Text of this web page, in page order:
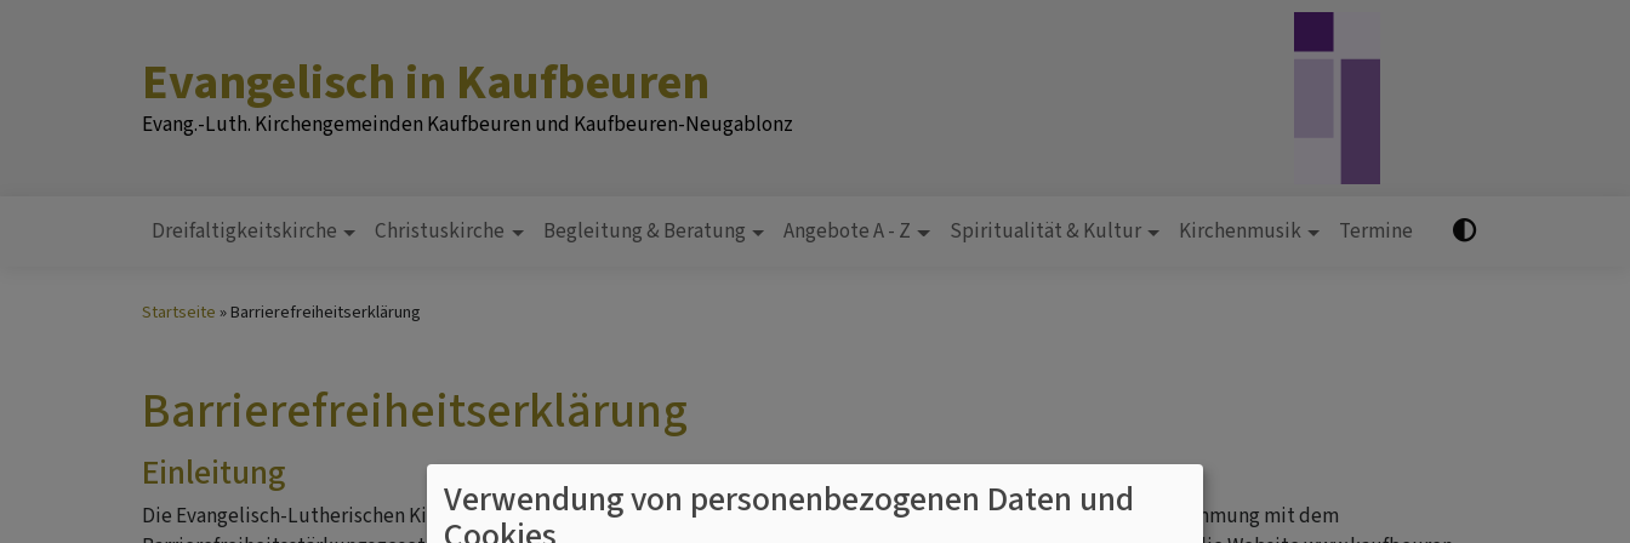
Evangelisch in Kaufbeuren
Evang.-Luth. Kirchengemeinden Kaufbeuren und Kaufbeuren-Neugablonz
Hauptnavigation
Dreifaltigkeitskirche Christuskirche Begleitung & Beratung Angebote A - Z Spiritualität & Kultur Kirchenmusik Termine
Startseite Barrierefreiheitserklärung
Barrierefreiheitserklärung
Einleitung
Die Evangelisch-Lutherischen Kirche in Bayern ist bestrebt, ihre Website www.kaufbeuren-evangelisch.de in Übereinstimmung mit dem
Verwendung von personenbezogenen Daten und